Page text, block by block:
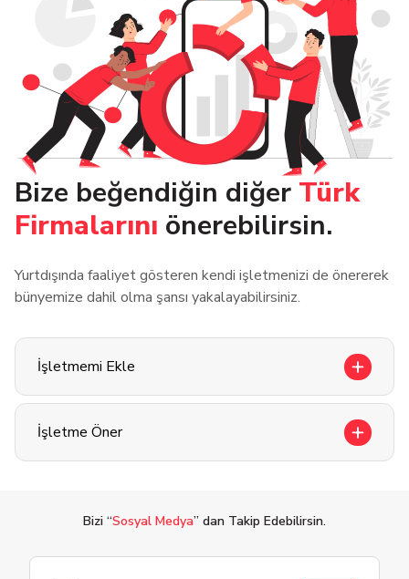
Bize beğendiğin diğer Türk
Firmalarını önerebilirsin.
Yurtdışında faaliyet gösteren kendi işletmenizi de önererek
bünyemize dahil olma şansı yakalayabilirsiniz.
İşletmemi Ekle
İşletme Öner
Bizi “Sosyal Medya” dan Takip Edebilirsin.